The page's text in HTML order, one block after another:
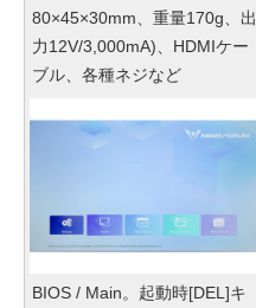
80×45×30mm、重量170g、出
力12V/3,000mA)、HDMIケー
ブル、各種ネジなど
BIOS / Main。起動時[DEL]キ